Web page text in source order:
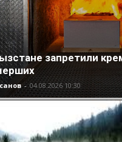
запретили
- 04.08.2026 10:30